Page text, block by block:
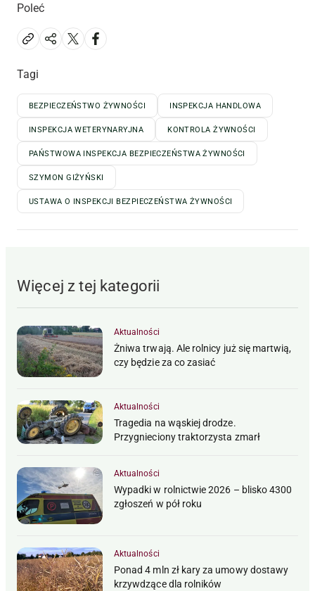
Poleć
Tagi
BEZPIECZEŃSTWO ŻYWNOŚCI INSPEKCJA HANDLOWA
INSPEKCJA WETERYNARYJNA KONTROLA ŻYWNOŚCI
PAŃSTWOWA INSPEKCJA BEZPIECZEŃSTWA ŻYWNOŚCI
SZYMON GIŻYŃSKI
USTAWA O INSPEKCJI BEZPIECZEŃSTWA ŻYWNOŚCI
Więcej z tej kategorii
Aktualności
Żniwa trwają. Ale rolnicy już się martwią,
czy będzie za co zasiać
Aktualności
Tragedia na wąskiej drodze.
Przygnieciony traktorzysta zmarł
Aktualności
Wypadki w rolnictwie 2026 – blisko 4300
zgłoszeń w pół roku
Aktualności
Ponad 4 mln zł kary za umowy dostawy
krzywdzące dla rolników